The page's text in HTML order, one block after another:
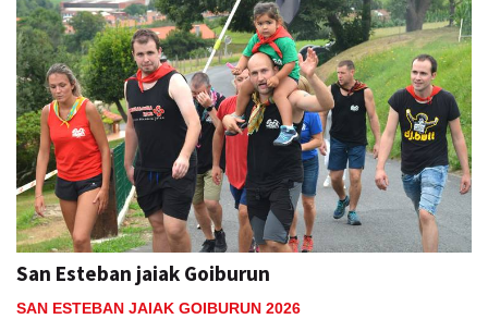
San Esteban jaiak Goiburun
SAN ESTEBAN JAIAK GOIBURUN 2026